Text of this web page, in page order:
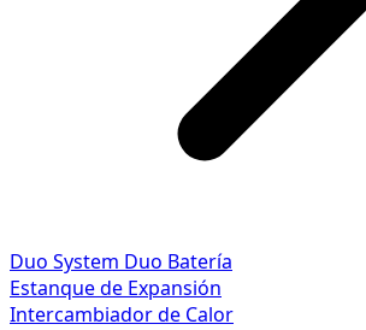
Duo System Duo Batería
Estanque de Expansión
Intercambiador de Calor